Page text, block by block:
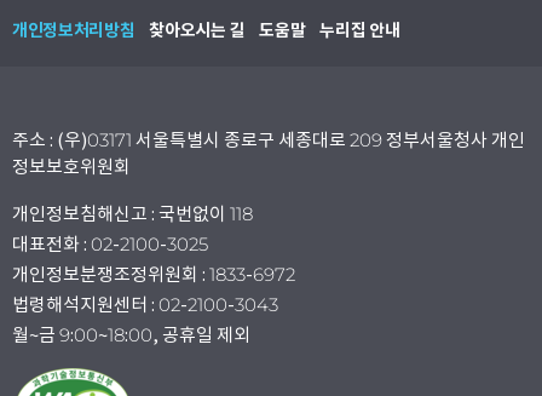
개인정보처리방침 찾아오시는 길 도움말 누리집 안내
주소 : (우)03171 서울특별시 종로구 세종대로 209 정부서울청사 개인
정보보호위원회
개인정보침해신고 : 국번없이 118
대표전화 : 02-2100-3025
개인정보분쟁조정위원회 : 1833-6972
법령해석지원센터 : 02-2100-3043
월~금 9:00~18:00, 공휴일 제외